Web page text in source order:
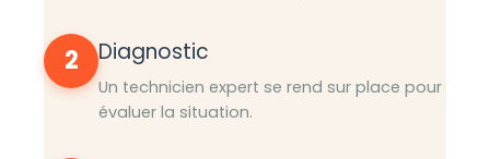
2 Diagnostic
Un technicien expert se rend sur place pour
évaluer la situation.